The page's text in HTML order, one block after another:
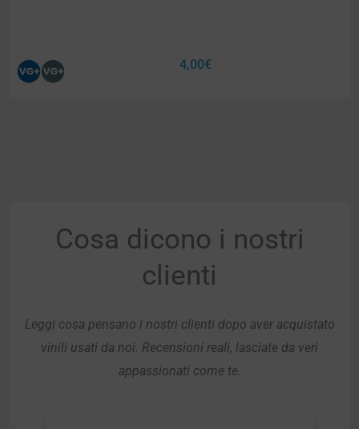
4,00€
Cosa dicono i nostri
clienti
Leggi cosa pensano i nostri clienti dopo aver acquistato
vinili usati da noi. Recensioni reali, lasciate da veri
appassionati come te.